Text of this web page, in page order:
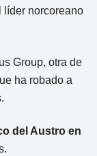
líder norcoreano
Group, otra de
ha robado a
del Austro en